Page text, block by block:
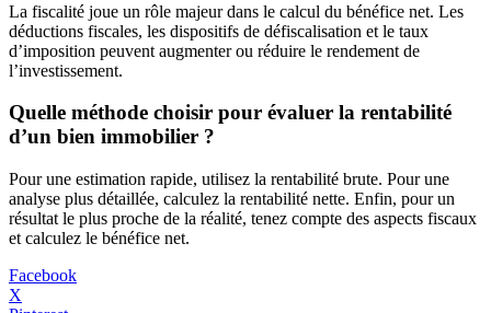
La fiscalité joue un rôle majeur dans le calcul du bénéfice net. Les
déductions fiscales, les dispositifs de défiscalisation et le taux
d’imposition peuvent augmenter ou réduire le rendement de
l’investissement.
Quelle méthode choisir pour évaluer la rentabilité
d’un bien immobilier ?
Pour une estimation rapide, utilisez la rentabilité brute. Pour une
analyse plus détaillée, calculez la rentabilité nette. Enfin, pour un
résultat le plus proche de la réalité, tenez compte des aspects fiscaux
et calculez le bénéfice net.
Facebook
X